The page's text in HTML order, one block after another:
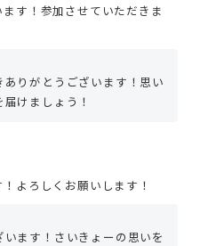
す！参加させていただきま
ありがとうございます！思い
けましょう！
よろしくお願いします！
います！さいきょーの思いを